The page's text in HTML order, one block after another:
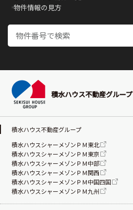
物件情報の見方
積水ハウス不動産グループ
積水ハウス不動産グループ
積水ハウスシャーメゾンＰＭ東北
積水ハウスシャーメゾンＰＭ東京
積水ハウスシャーメゾンＰＭ中部
積水ハウスシャーメゾンＰＭ関西
積水ハウスシャーメゾンＰＭ中国四国
積水ハウスシャーメゾンＰＭ九州